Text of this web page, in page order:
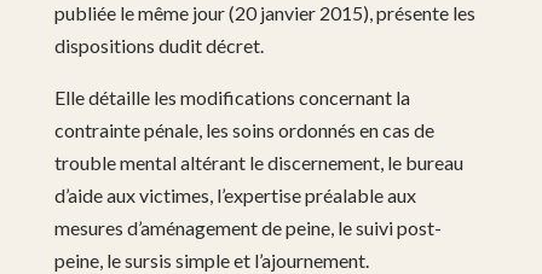
publiée le même jour (20 janvier 2015), présente les
dispositions dudit décret.
Elle détaille les modifications concernant la
contrainte pénale, les soins ordonnés en cas de
trouble mental altérant le discernement, le bureau
d’aide aux victimes, l’expertise préalable aux
mesures d’aménagement de peine, le suivi post-
peine, le sursis simple et l’ajournement.